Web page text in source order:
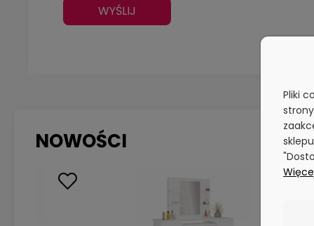
WYŚLIJ
NOWOŚCI
Pliki